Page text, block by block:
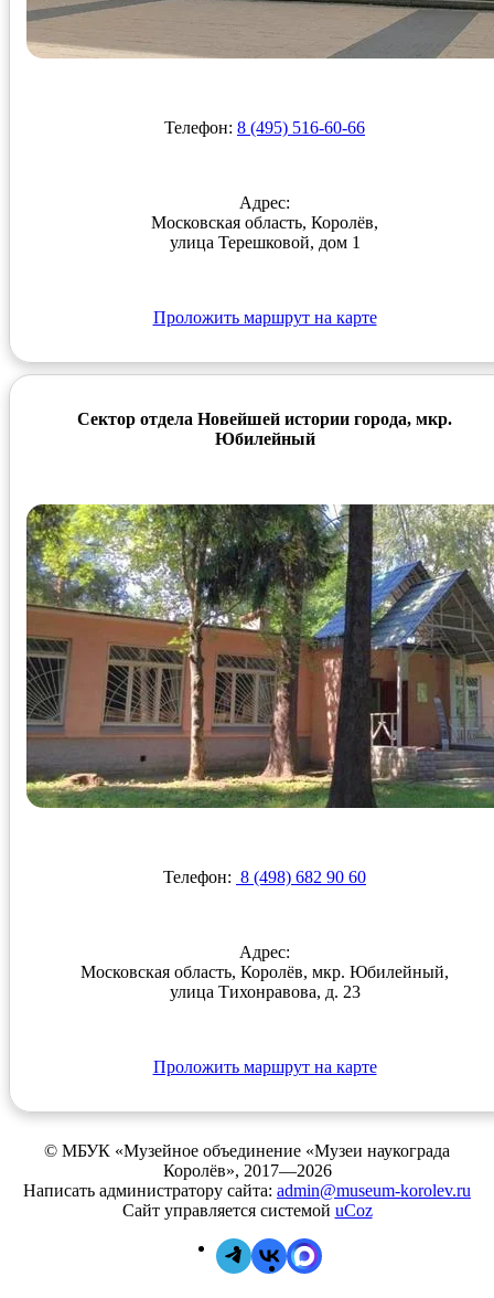
Телефон: 8 (495) 516-60-66
Адрес:
Московская область, Королёв,
улица Терешковой, дом 1
Проложить маршрут на карте
Сектор отдела Новейшей истории города, мкр.
Юбилейный
Телефон: 8 (498) 682 90 60
Адрес:
Московская область, Королёв, мкр. Юбилейный,
улица Тихонравова, д. 23
Проложить маршрут на карте
© МБУК «Музейное объединение «Музеи наукограда
Королёв», 2017—2026
Написать администратору сайта: admin@museum-korolev.ru
Сайт управляется системой uCoz